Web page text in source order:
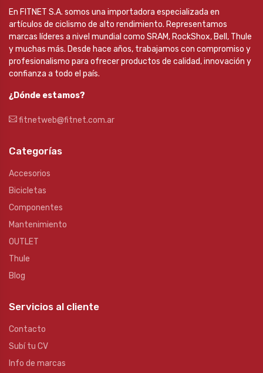
En FITNET S.A. somos una importadora especializada en
artículos de ciclismo de alto rendimiento. Representamos
marcas líderes a nivel mundial como SRAM, RockShox, Bell, Thule
y muchas más. Desde hace años, trabajamos con compromiso y
profesionalismo para ofrecer productos de calidad, innovación y
confianza a todo el país.
¿Dónde estamos?
fitnetweb@fitnet.com.ar
Categorías
Accesorios
Bicicletas
Componentes
Mantenimiento
OUTLET
Thule
Blog
Servicios al cliente
Contacto
Subí tu CV
Info de marcas